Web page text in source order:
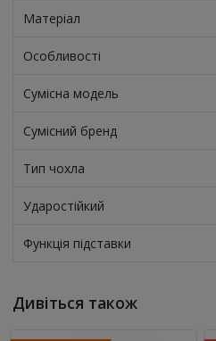
Матеріал
Особливості
Сумісна модель
Сумісний бренд
Тип чохла
Ударостійкий
Функція підставки
Дивіться також